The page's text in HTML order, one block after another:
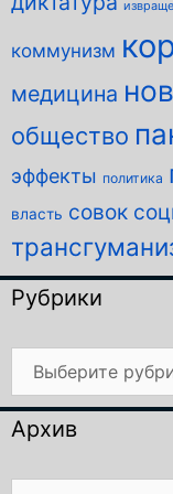
коммунизм
медицина
общество
эффекты политика
власть совок
Рубрики
Архив